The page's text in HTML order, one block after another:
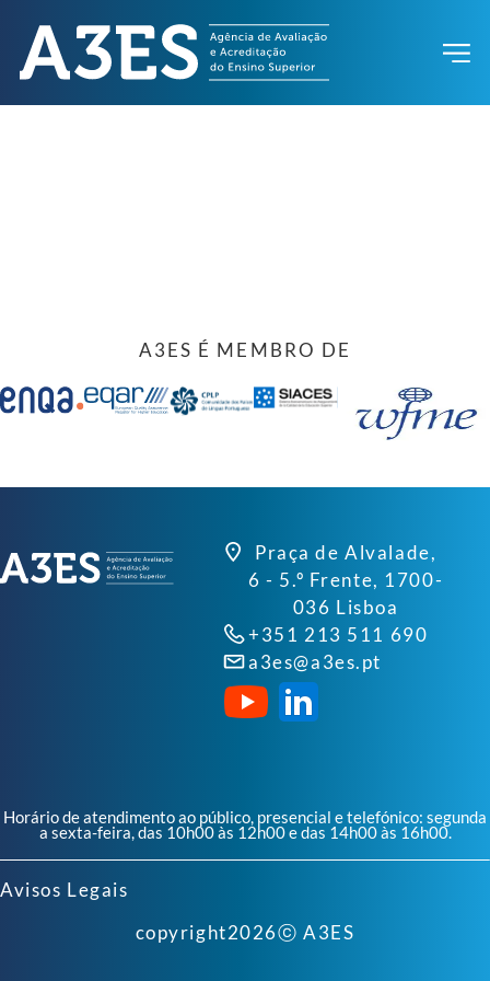
A3ES É MEMBRO DE
Praça de Alvalade,
6 - 5.º Frente, 1700-
036 Lisboa
+351 213 511 690
a3es@a3es.pt
Horário de atendimento ao público, presencial e telefónico: segunda
a sexta-feira, das 10h00 às 12h00 e das 14h00 às 16h00.
Avisos Legais
copyright2026ⓒ A3ES